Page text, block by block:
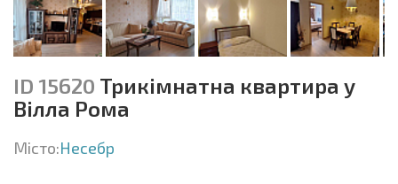
ID 15620 Трикімнатна квартира у
Вілла Рома
Місто:Несебр